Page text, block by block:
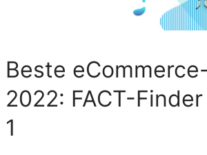
Beste
2022: FACT-
1